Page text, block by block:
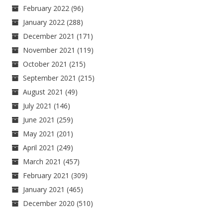
February 2022 (96)
January 2022 (288)
December 2021 (171)
November 2021 (119)
October 2021 (215)
September 2021 (215)
August 2021 (49)
July 2021 (146)
June 2021 (259)
May 2021 (201)
April 2021 (249)
March 2021 (457)
February 2021 (309)
January 2021 (465)
December 2020 (510)